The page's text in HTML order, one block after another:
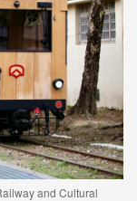
and Cultural